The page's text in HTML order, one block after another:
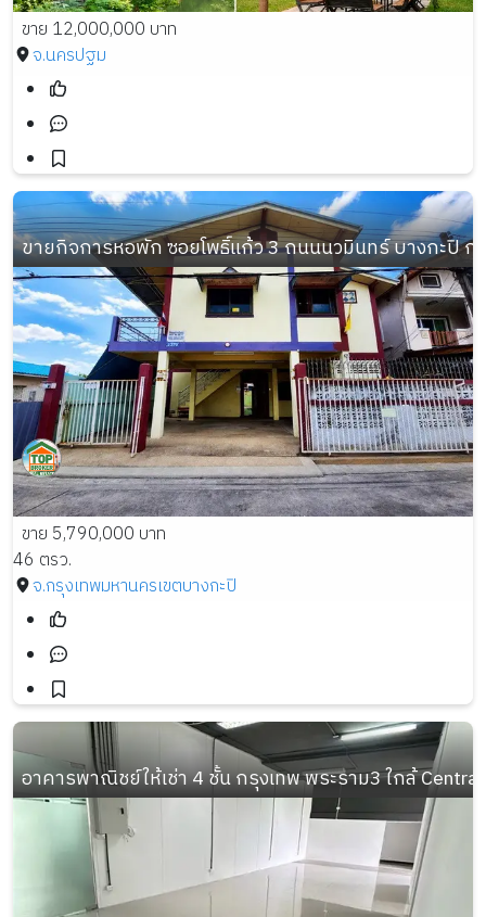
ขาย 12,000,000 บาท
จ.นครปฐม
ขายกิจการหอพัก ซอยโพธิ์แก้ว 3 ถนนนวมินทร์ บางกะปิ ก
ขาย 5,790,000 บาท
46 ตรว.
จ.กรุงเทพมหานครเขตบางกะปิ
อาคารพาณิชย์ให้เช่า 4 ชั้น กรุงเทพ พระราม3 ใกล้